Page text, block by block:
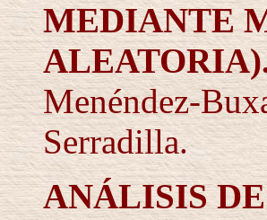
MEDIANTE
Menéndez-
Serradilla.
ANÁLISIS